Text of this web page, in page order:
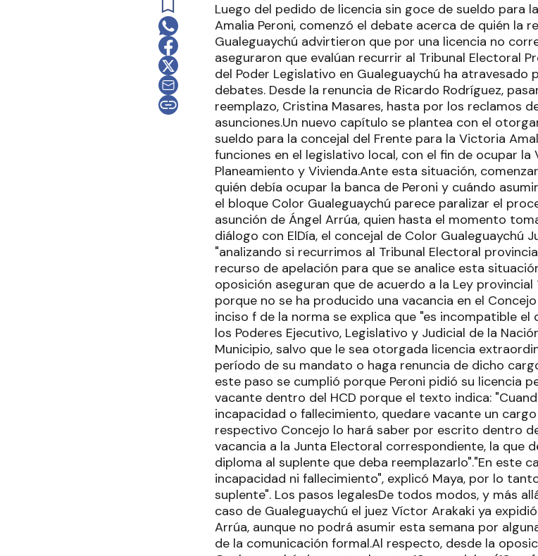
Luego del pedido de licencia sin goce de sueldo para
Amalia Peroni, comenzó el debate acerca de quién la
Gualeguaychú advirtieron que por una licencia no
aseguraron que evalúan recurrir al Tribunal Electoral
del Poder Legislativo en Gualeguaychú ha atravesado
debates. Desde la renuncia de Ricardo Rodríguez,
reemplazo, Cristina Masares, hasta por los reclamos
asunciones.Un nuevo capítulo se plantea con el
sueldo para la concejal del Frente para la Victoria
funciones en el legislativo local, con el fin de ocupar
Planeamiento y Vivienda.Ante esta situación,
quién debía ocupar la banca de Peroni y cuándo
el bloque Color Gualeguaychú parece paralizar el
asunción de Ángel Arrúa, quien hasta el momento
diálogo con ElDía, el concejal de Color Gualeguaychú
"analizando si recurrimos al Tribunal Electoral
recurso de apelación para que se analice esta
oposición aseguran que de acuerdo a la Ley
porque no se ha producido una vacancia en el
inciso f de la norma se explica que "es incompatible
los Poderes Ejecutivo, Legislativo y Judicial de la
Municipio, salvo que le sea otorgada licencia
período de su mandato o haga renuncia de dicho
este paso se cumplió porque Peroni pidió su licencia
vacante dentro del HCD porque el texto indica:
incapacidad o fallecimiento, quedare vacante un
respectivo Concejo lo hará saber por escrito dentro
vacancia a la Junta Electoral correspondiente, la que
diploma al suplente que deba reemplazarlo"."En este
incapacidad ni fallecimiento", explicó Maya, por lo
suplente". Los pasos legalesDe todos modos, y más
caso de Gualeguaychú el juez Víctor Arakaki ya
Arrúa, aunque no podrá asumir esta semana por
de la comunicación formal.Al respecto, desde la